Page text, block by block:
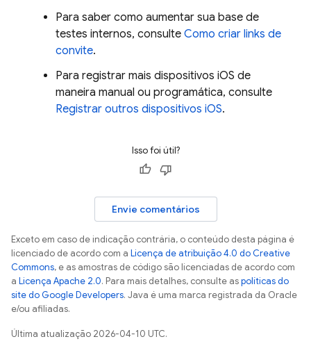
Para saber como aumentar sua base de
testes internos, consulte Como criar links de
convite.
Para registrar mais dispositivos iOS de
maneira manual ou programática, consulte
Registrar outros dispositivos iOS.
Isso foi útil?
Envie comentários
Exceto em caso de indicação contrária, o conteúdo desta página é
licenciado de acordo com a Licença de atribuição 4.0 do Creative
Commons, e as amostras de código são licenciadas de acordo com
a Licença Apache 2.0. Para mais detalhes, consulte aspolíticas do
site do Google Developers. Java é uma marca registrada da Oracle
e/ou afiliadas.
Última atualização 2026-04-10 UTC.